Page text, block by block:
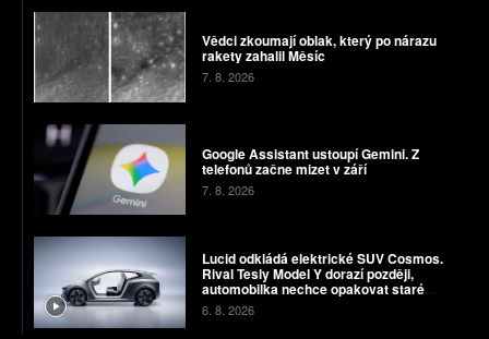
Vědci zkoumají oblak, který po nárazu
rakety zahalil Měsíc
7. 8. 2026
Google Assistant ustoupí Gemini. Z
telefonů začne mizet v září
7. 8. 2026
Lucid odkládá elektrické SUV Cosmos.
Rival Tesly Model Y dorazí později,
automobilka nechce opakovat staré
chyby
6. 8. 2026